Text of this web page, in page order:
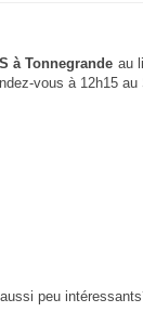
à Tonnegrande au
vous à 12h15 au
peu